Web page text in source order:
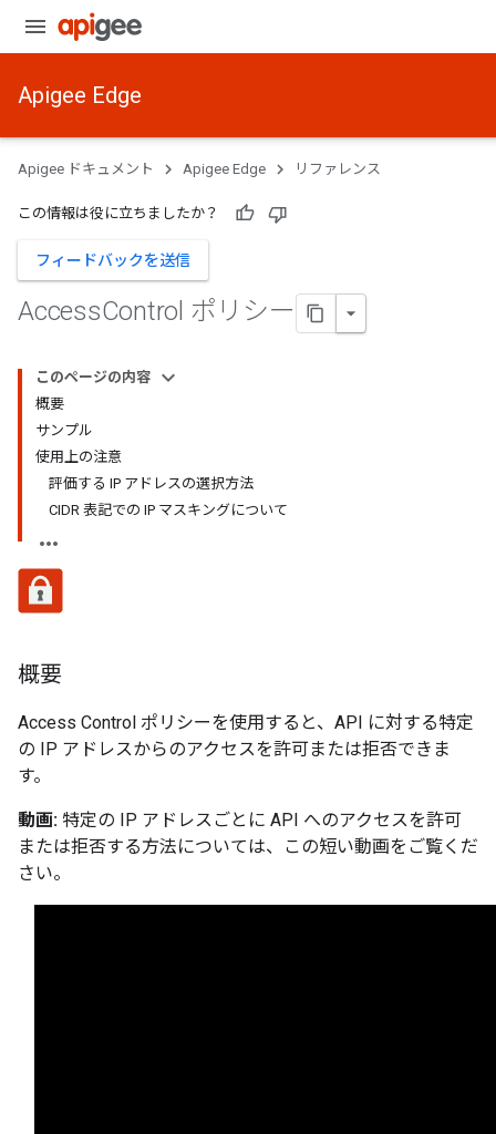
Apigee Edge
Apigee ドキュメント Apigee Edge リファレンス
この情報は役に立ちましたか？
フィードバックを送信
AccessControl ポリシー
このページの内容
概要
サンプル
使用上の注意
評価する IP アドレスの選択方法
CIDR 表記での IP マスキングについて
概要
Access Control ポリシーを使用すると、API に対する特定
の IP アドレスからのアクセスを許可または拒否できま
す。
動画: 特定の IP アドレスごとに API へのアクセスを許可
または拒否する方法については、この短い動画をご覧くだ
さい。